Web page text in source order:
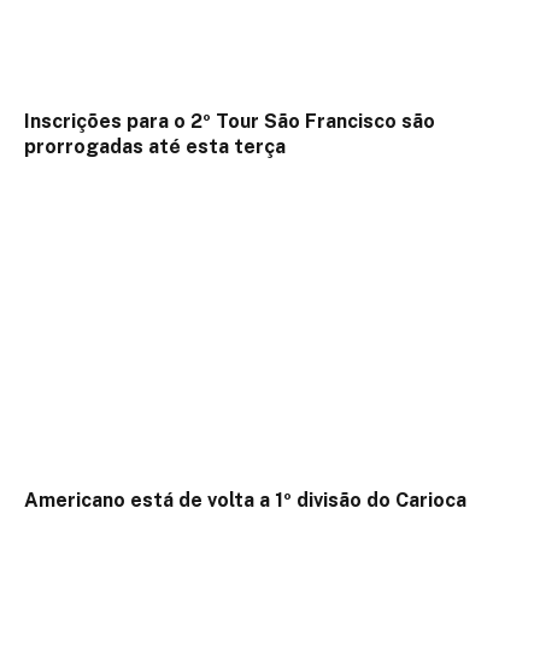
Inscrições para o 2º Tour São Francisco são
prorrogadas até esta terça
Americano está de volta a 1º divisão do Carioca